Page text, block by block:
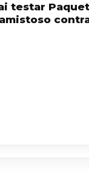
testar